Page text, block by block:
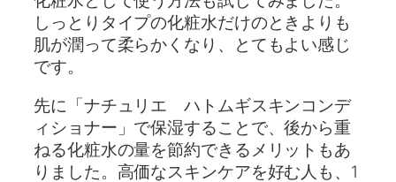
しっとりタイプの化粧水だけのときよりも
肌が潤って柔らかくなり、とてもよい感じ
です。
先に「ナチュリエ ハトムギスキンコンデ
ィショナー」で保湿することで、後から重
ねる化粧水の量を節約できるメリットもあ
りました。高価なスキンケアを好む人も、1